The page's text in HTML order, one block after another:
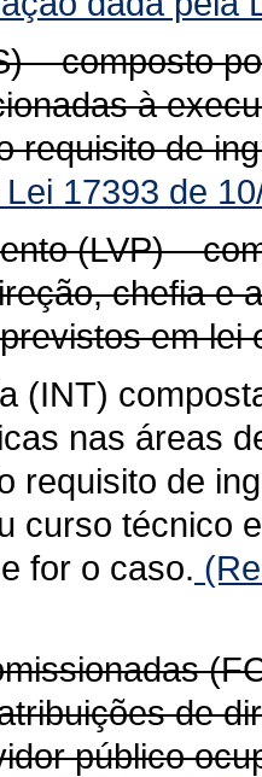
– composto
à
requisito de
17393 de
(LVP) –
chefia e
em lei
(INT)
nas áreas
requisito de
curso técnico
for o caso.
de
público